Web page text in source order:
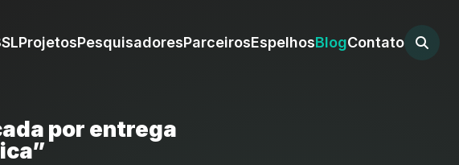
ProjetosPesquisadoresParceirosEspelhosBlogContato
por entrega